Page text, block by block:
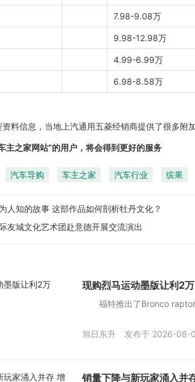
7.98-9.08万
9.98-12.98万
4.99-6.99万
6.98-8.58万
信息，当地上汽通用五菱经销商提供了很多附加
主之家网站”的用户，将会得到更好的服务
汽车导购 车主之家 汽车行业 缤果
人知的故事 这部作品如何剖析牡丹文化？
友城文化艺术团赴意德开展交流演出
现购烈马运动墨版让利2万
福特推出了Bronco raptor
旭日东升 发布于 2026-08-
销量下降与新玩家涌入并